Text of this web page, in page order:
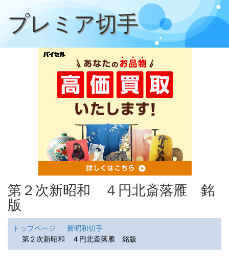
プレミア切手
第２次新昭和 ４円北斎落雁 銘
版
トップページ
新昭和切手
第２次新昭和 ４円北斎落雁 銘版